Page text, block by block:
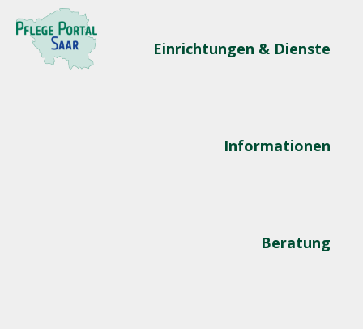
Einrichtungen & Dienste
Informationen
Beratung